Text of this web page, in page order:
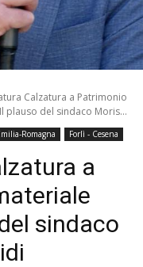
Calzatura a Patrimonio
plauso del sindaco Moris...
Romagna Forlì - Cesena
a
sindaco